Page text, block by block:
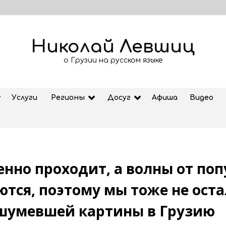
Николай Левшиц
о Грузии на русском языке
Услуги Регионы Досуг Афиша Видео
Рубрика «Азбука Грузии»: дзеоба
02.08.2026
Старт продажи билетов на
проходит, а волны от
поэтому мы тоже не
картины в Грузию